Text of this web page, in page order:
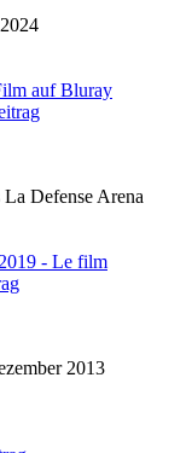
auf Bluray
Defense Arena
- Le film
2013